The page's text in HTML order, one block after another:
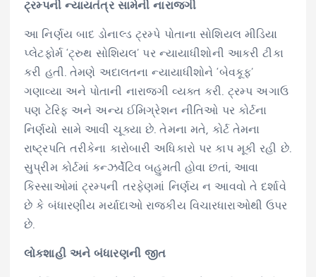
ટ્રમ્પની ન્યાયતંત્ર સામેની નારાજગી
આ નિર્ણય બાદ ડોનાલ્ડ ટ્રમ્પે પોતાના સોશિયલ મીડિયા
પ્લેટફોર્મ ‘ટ્રુથ સોશિયલ’ પર ન્યાયાધીશોની આકરી ટીકા
કરી હતી. તેમણે અદાલતના ન્યાયાધીશોને ‘બેવકૂફ’
ગણાવ્યા અને પોતાની નારાજગી વ્યક્ત કરી. ટ્રમ્પ અગાઉ
પણ ટેરિફ અને અન્ય ઈમિગ્રેશન નીતિઓ પર કોર્ટના
નિર્ણયો સામે આવી ચૂક્યા છે. તેમના મતે, કોર્ટ તેમના
રાષ્ટ્રપતિ તરીકેના કારોબારી અધિકારો પર કાપ મૂકી રહી છે.
સુપ્રીમ કોર્ટમાં કન્ઝર્વેટિવ બહુમતી હોવા છતાં, આવા
કિસ્સાઓમાં ટ્રમ્પની તરફેણમાં નિર્ણય ન આવવો તે દર્શાવે
છે કે બંધારણીય મર્યાદાઓ રાજકીય વિચારધારાઓથી ઉપર
છે.
લોકશાહી અને બંધારણની જીત